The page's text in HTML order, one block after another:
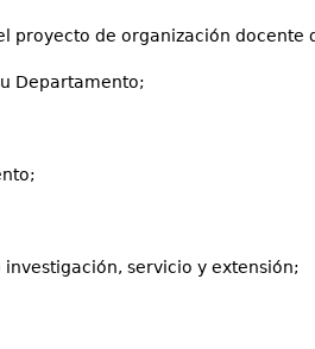
proyecto de organización docente
Departamento;
servicio y extensión;